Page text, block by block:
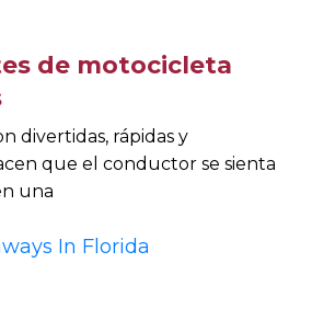
de motocicleta
divertidas, rápidas y
que el conductor se sienta
una